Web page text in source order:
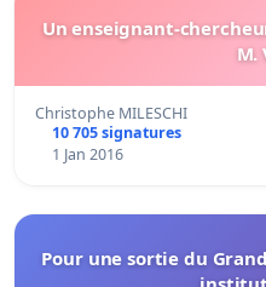
Un enseignant-
M.
Christophe MILESCHI
10 705 signatures
1 Jan 2016
Pour une sortie du